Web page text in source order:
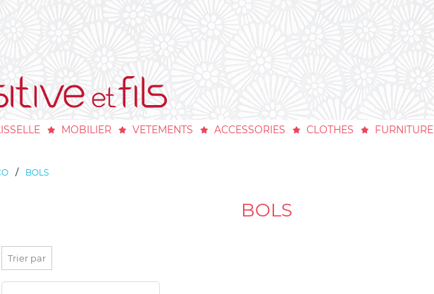
MOBILIER VETEMENTS ACCESSORIES CLOTHES FURNITURE
/ BOLS
BOLS
Trier par